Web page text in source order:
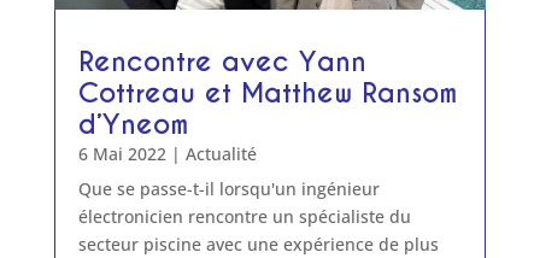
Rencontre avec Yann
Cottreau et Matthew Ransom
d’Yneom
6 Mai 2022| Actualité
Que se passe-t-il lorsqu'un ingénieur
électronicien rencontre un spécialiste du
secteur piscine avec une expérience de plus